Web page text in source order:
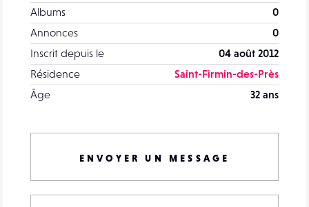
Albums
0
Annonces
0
Inscrit depuis le
04 août 2012
Résidence
Saint-Firmin-des-Près
Âge
32 ans
ENVOYER UN MESSAGE